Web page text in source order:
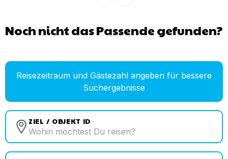
Noch nicht das Passende gefunden?
Reisezeitraum und Gästezahl angeben für bessere
Suchergebnisse
ZIEL / OBJEKT ID